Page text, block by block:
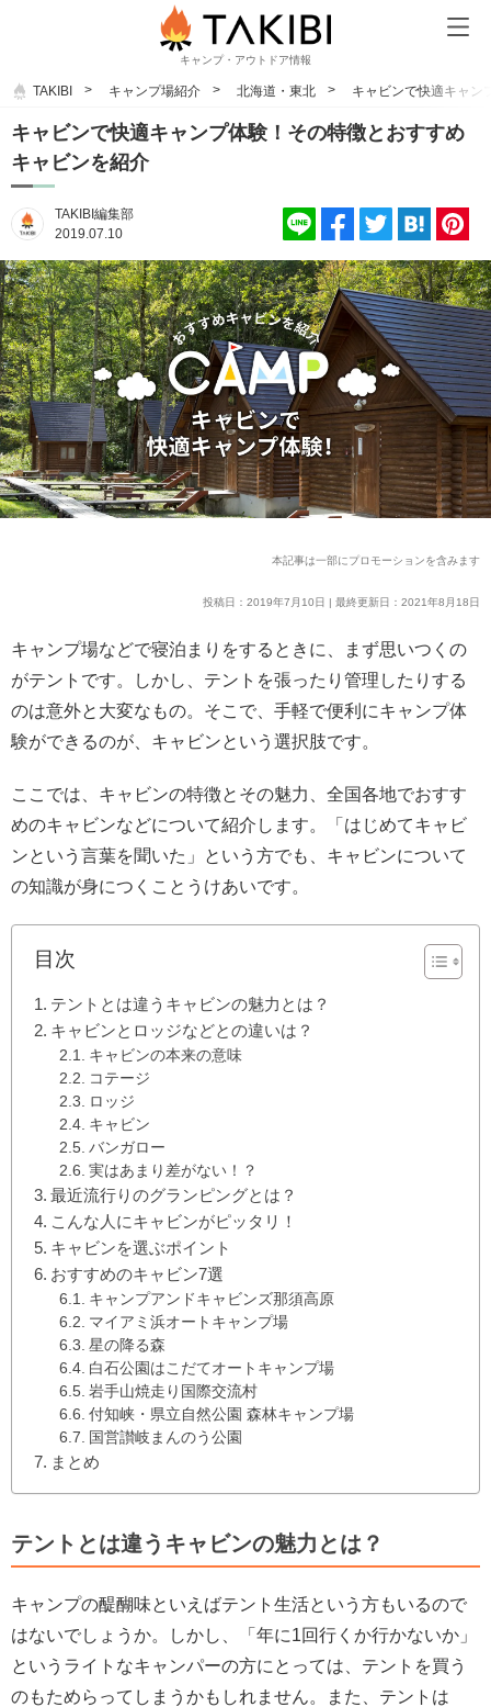
キャンプ・アウトドア情報
TAKIBI キャンプ場紹介 北海道・東北 キャビンで快適キャン
キャビンで快適キャンプ体験！その特徴とおすすめ
キャビンを紹介
TAKIBI編集部
2019.07.10
本記事は一部にプロモーションを含みます
投稿日：2019年7月10日 | 最終更新日：2021年8月18日
キャンプ場などで寝泊まりをするときに、まず思いつくの
がテントです。しかし、テントを張ったり管理したりする
のは意外と大変なもの。そこで、手軽で便利にキャンプ体
験ができるのが、キャビンという選択肢です。
ここでは、キャビンの特徴とその魅力、全国各地でおすす
めのキャビンなどについて紹介します。「はじめてキャビ
ンという言葉を聞いた」という方でも、キャビンについて
の知識が身につくことうけあいです。
目次
テントとは違うキャビンの魅力とは？
キャビンとロッジなどとの違いは？
キャビンの本来の意味
コテージ
ロッジ
キャビン
バンガロー
実はあまり差がない！？
最近流行りのグランピングとは？
こんな人にキャビンがピッタリ！
キャビンを選ぶポイント
おすすめのキャビン7選
キャンプアンドキャビンズ那須高原
マイアミ浜オートキャンプ場
星の降る森
白石公園はこだてオートキャンプ場
岩手山焼走り国際交流村
付知峡・県立自然公園 森林キャンプ場
国営讃岐まんのう公園
まとめ
テントとは違うキャビンの魅力とは？
キャンプの醍醐味といえばテント生活という方もいるので
はないでしょうか。しかし、「年に1回行くか行かないか」
というライトなキャンパーの方にとっては、テントを買う
のもためらってしまうかもしれません。また、テントは